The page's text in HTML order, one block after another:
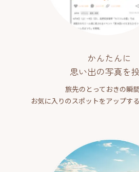
かんたんに
思い出の写真を
旅先のとっておきの瞬間
お気に入りのスポットをアップす